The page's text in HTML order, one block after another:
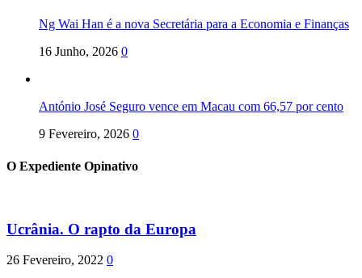
Ng Wai Han é a nova Secretária para a Economia e Finanças
16 Junho, 2026 0
António José Seguro vence em Macau com 66,57 por cento
9 Fevereiro, 2026 0
O Expediente Opinativo
Ucrânia. O rapto da Europa
26 Fevereiro, 2022 0